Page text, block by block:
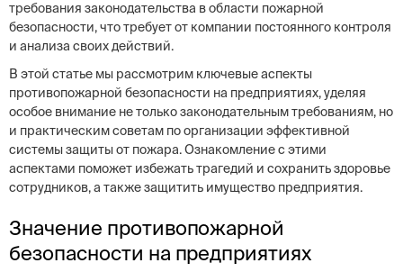
требования законодательства в области пожарной
безопасности, что требует от компании постоянного контроля
и анализа своих действий.
В этой статье мы рассмотрим ключевые аспекты
противопожарной безопасности на предприятиях, уделяя
особое внимание не только законодательным требованиям, но
и практическим советам по организации эффективной
системы защиты от пожара. Ознакомление с этими
аспектами поможет избежать трагедий и сохранить здоровье
сотрудников, а также защитить имущество предприятия.
Значение противопожарной
безопасности на предприятиях